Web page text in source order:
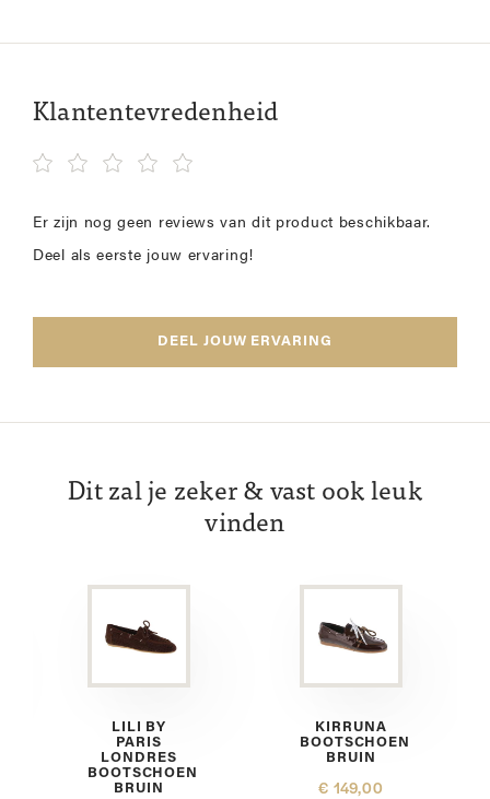
Klantentevredenheid
Er zijn nog geen reviews van dit product beschikbaar.
Deel als eerste jouw ervaring!
DEEL JOUW ERVARING
Dit zal je zeker & vast ook leuk
vinden
LILI BY
PARIS
LONDRES
BOOTSCHOEN
BRUIN
KIRRUNA
BOOTSCHOEN
BRUIN
€ 149,00